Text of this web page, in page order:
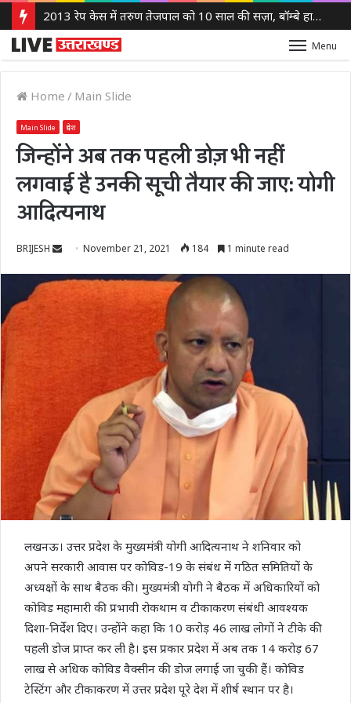
2013 रेप केस में तरुण तेजपाल को 10 साल की सज़ा, बॉम्बे हाई कोर्ट ने लगाया 10 लाख रुपये का जुर्माना
Menu
Home / Main Slide
Main Slide प्रदेश
जिन्होंने अब तक पहली डोज़ भी नहीं
लगवाई है उनकी सूची तैयार की जाए: योगी
आदित्यनाथ
BRIJESH
Send
email
November 21, 2021 184 1 minute read
लखनऊ। उत्तर प्रदेश के मुख्यमंत्री योगी आदित्यनाथ ने शनिवार को
अपने सरकारी आवास पर कोविड-19 के संबंध में गठित समितियों के
अध्यक्षों के साथ बैठक की। मुख्यमंत्री योगी ने बैठक में अधिकारियों को
कोविड महामारी की प्रभावी रोकथाम व टीकाकरण संबंधी आवश्यक
दिशा-निर्देश दिए। उन्होंने कहा कि 10 करोड़ 46 लाख लोगों ने टीके की
पहली डोज प्राप्त कर ली है। इस प्रकार प्रदेश में अब तक 14 करोड़ 67
लाख से अधिक कोविड वैक्सीन की डोज लगाई जा चुकी हैं। कोविड
टेस्टिंग और टीकाकरण में उत्तर प्रदेश पूरे देश में शीर्ष स्थान पर है।